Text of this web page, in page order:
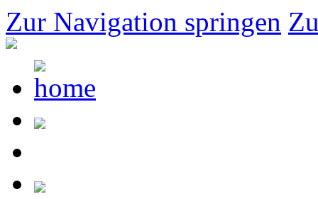
Zur Navigation springen